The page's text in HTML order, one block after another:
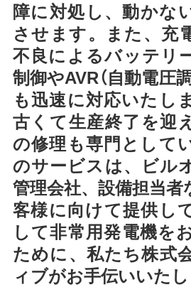
障に対処し、動かな
させます。また、充
不良によるバッテリ
制御やAVR（自動電圧
も迅速に対応いたし
古くて生産終了を迎
の修理も専門として
のサービスは、ビル
管理会社、設備担当者
客様に向けて提供し
して非常用発電機を
ために、私たち株式
ィブがお手伝いいたし